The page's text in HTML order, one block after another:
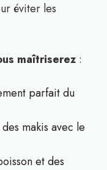
éviter les
maîtriserez :
parfait du
makis avec le
et des